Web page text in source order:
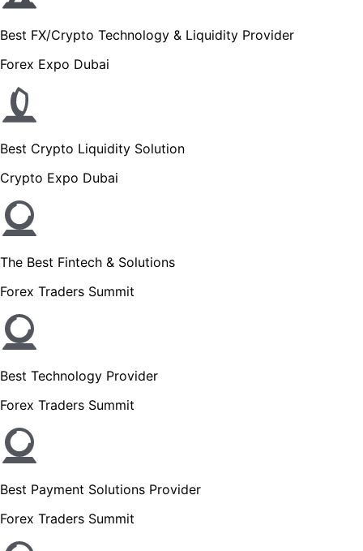
Best FX/Crypto Technology & Liquidity Provider
Forex Expo Dubai
Best Crypto Liquidity Solution
Crypto Expo Dubai
The Best Fintech & Solutions
Forex Traders Summit
Best Technology Provider
Forex Traders Summit
Best Payment Solutions Provider
Forex Traders Summit